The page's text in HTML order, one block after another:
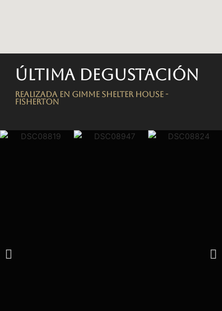
Última degustación
Realizada en Gimme Shelter House -
FISHERTON